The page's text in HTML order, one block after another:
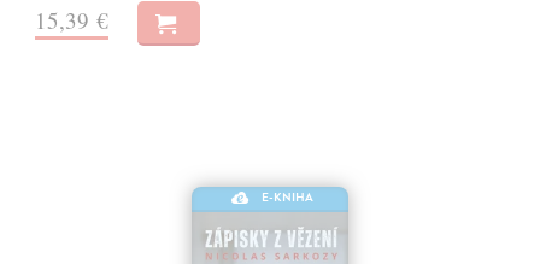
15,39 €
E-KNIHA